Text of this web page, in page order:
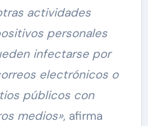
actividades
personales
infectarse por
electrónicos o
públicos con
medios», afirma